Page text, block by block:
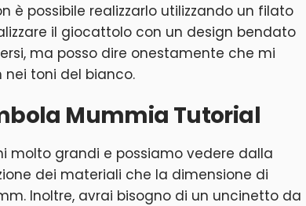
è possibile realizzarlo utilizzando un filato
il giocattolo con un design bendato
ma posso dire onestamente che mi
nei toni del bianco.
Mummia Tutorial
molto grandi e possiamo vedere dalla
dei materiali che la dimensione di
Inoltre, avrai bisogno di un uncinetto da